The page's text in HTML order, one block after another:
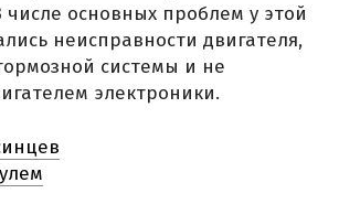
числе основных проблем у этой
неисправности двигателя,
системы и не
электроники.